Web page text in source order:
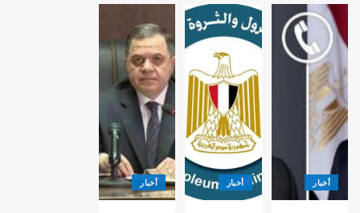
أخبار أخبار أخبار